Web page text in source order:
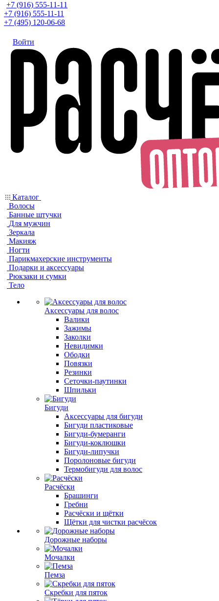
+7 (916) 555-11-11
+7 (916) 555-11-11
+7 (495) 120-06-68
Войти
Каталог
Волосы
Банные штучки
Для мужчин
Зеркала
Макияж
Ногти
Парикмахерские инструменты
Подарки и аксессуары
Рюкзаки и сумки
Тело
Аксессуары для волос
Валики
Зажимы
Заколки
Невидимки
Ободки
Повязки
Резинки
Сеточки-паутинки
Шпильки
Бигуди
Аксессуары для бигуди
Бигуди пластиковые
Бигуди-бумеранги
Бигуди-коклюшки
Бигуди-липучки
Поролоновые бигуди
Термобигуди для волос
Расчёски
Брашинги
Гребни
Расчёски и щётки
Щётки для чистки расчёсок
Дорожные наборы
Мочалки
Пемза
Скребки для пяток